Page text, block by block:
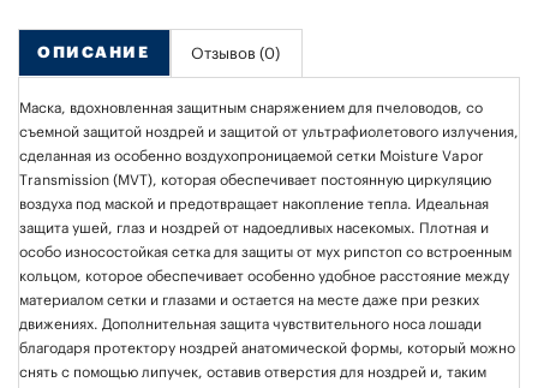
ОПИСАНИЕ Отзывов (0)
Маска, вдохновленная защитным снаряжением для пчеловодов, со
съемной защитой ноздрей и защитой от ультрафиолетового излучения,
сделанная из особенно воздухопроницаемой сетки Moisture Vapor
Transmission (MVT), которая обеспечивает постоянную циркуляцию
воздуха под маской и предотвращает накопление тепла. Идеальная
защита ушей, глаз и ноздрей от надоедливых насекомых. Плотная и
особо износостойкая сетка для защиты от мух рипстоп со встроенным
кольцом, которое обеспечивает особенно удобное расстояние между
материалом сетки и глазами и остается на месте даже при резких
движениях. Дополнительная защита чувствительного носа лошади
благодаря протектору ноздрей анатомической формы, который можно
снять с помощью липучек, оставив отверстия для ноздрей и, таким